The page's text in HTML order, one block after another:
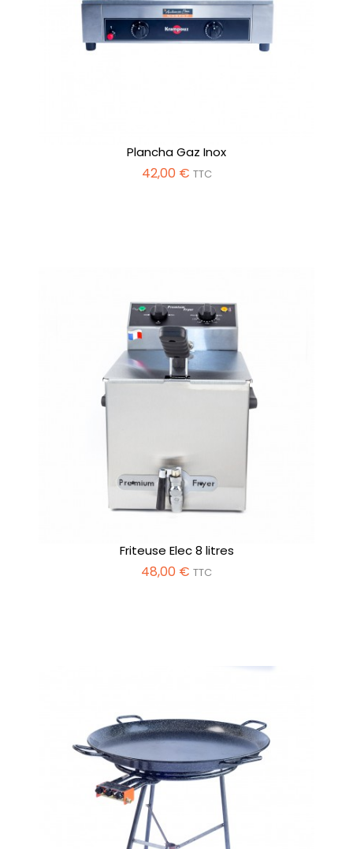
Plancha Gaz Inox
42,00 € TTC
Friteuse Elec 8 litres
48,00 € TTC